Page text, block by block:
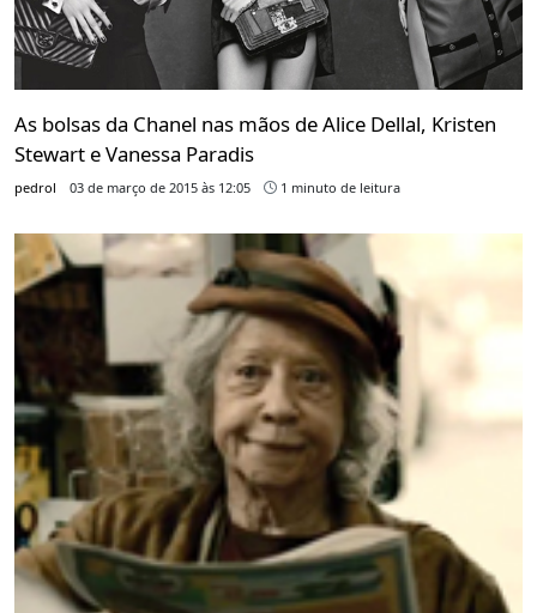
As bolsas da Chanel nas mãos de Alice Dellal, Kristen
Stewart e Vanessa Paradis
pedrol 03 de março de 2015 às 12:05 1 minuto de leitura